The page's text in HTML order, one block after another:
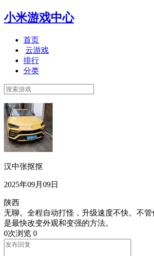
小米游戏中心
首页
云游戏
排行
分类
汉中张抠抠
2025年09月09日
陕西
无聊。全程自动打怪，升级速度不快。不
是最快改变外观和变强的方法。
0次浏览 0